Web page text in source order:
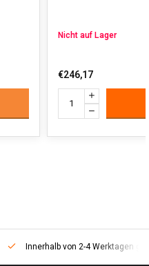
Nicht auf Lager
€246,17
Innerhalb von 2-4 Werktagen